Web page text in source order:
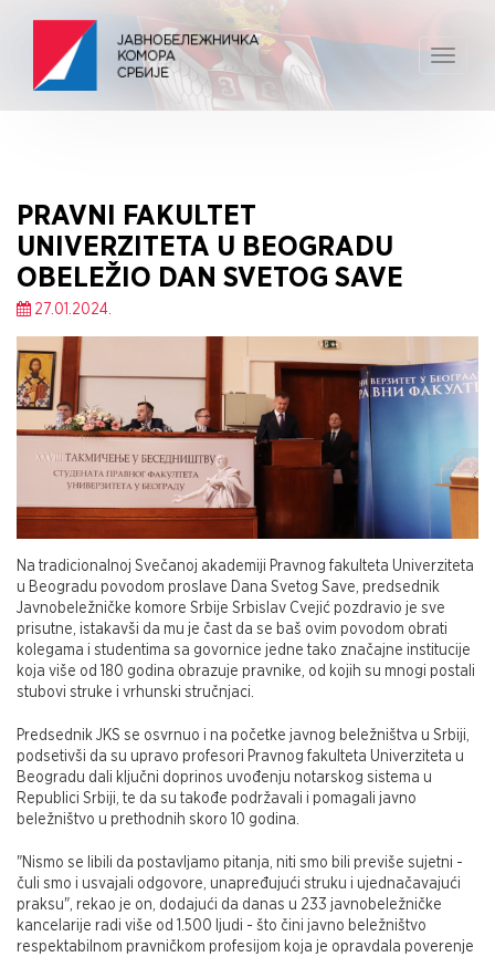
Toggle
PRAVNI FAKULTET
UNIVERZITETA U BEOGRADU
OBELEŽIO DAN SVETOG SAVE
27.01.2024.
Na tradicionalnoj Svečanoj akademiji Pravnog fakulteta Univerziteta
u Beogradu povodom proslave Dana Svetog Save, predsednik
Javnobeležničke komore Srbije Srbislav Cvejić pozdravio je sve
prisutne, istakavši da mu je čast da se baš ovim povodom obrati
kolegama i studentima sa govornice jedne tako značajne institucije
koja više od 180 godina obrazuje pravnike, od kojih su mnogi postali
stubovi struke i vrhunski stručnjaci.
Predsednik JKS se osvrnuo i na početke javnog beležništva u Srbiji,
podsetivši da su upravo profesori Pravnog fakulteta Univerziteta u
Beogradu dali ključni doprinos uvođenju notarskog sistema u
Republici Srbiji, te da su takođe podržavali i pomagali javno
beležništvo u prethodnih skoro 10 godina.
"Nismo se libili da postavljamo pitanja, niti smo bili previše sujetni -
čuli smo i usvajali odgovore, unapređujući struku i ujednačavajući
praksu", rekao je on, dodajući da danas u 233 javnobeležničke
kancelarije radi više od 1.500 ljudi - što čini javno beležništvo
respektabilnom pravničkom profesijom koja je opravdala poverenje